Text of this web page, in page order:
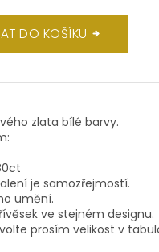
DO KOŠÍKU
zlata bílé barvy.
je samozřejmostí.
umění.
ve stejném designu.
prosím velikost v